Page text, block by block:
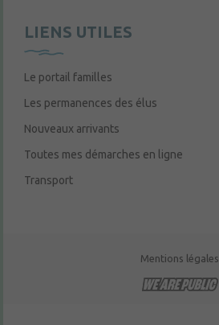
LIENS UTILES
Le portail familles
Les permanences des élus
Nouveaux arrivants
Toutes mes démarches en ligne
Transport
Mentions légales